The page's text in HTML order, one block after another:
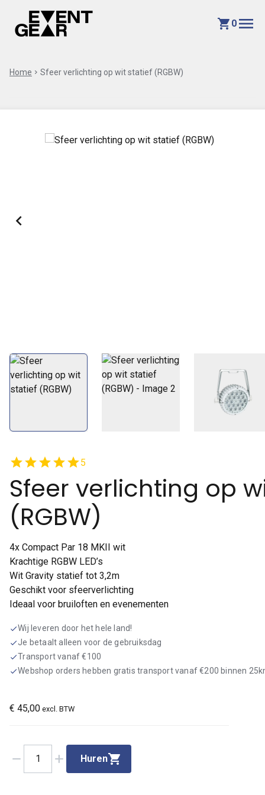
shopping_cart 0 menu
Home chevron_right Sfeer verlichting op wit statief (RGBW)
starstarstarstarstar5
Sfeer verlichting op
(RGBW)
4x Compact Par 18 MKII wit
Krachtige RGBW LED’s
Wit Gravity statief tot 3,2m
Geschikt voor sfeerverlichting
Ideaal voor bruiloften en evenementen
checkWij leveren door het hele land!
check Je betaalt alleen voor de gebruiksdag
checkTransport vanaf €100
checkWebshop orders hebben gratis transport vanaf €200 binnen
€ 45,00 excl. BTW
remove 1 add Huren